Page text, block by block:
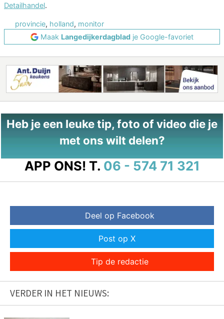
Detailhandel.
provincie, holland, monitor
Maak Langedijkerdagblad je Google-favoriet
Heb je een leuke tip, foto of video die je
met ons wilt delen?
APP ONS! T. 06 - 574 71 321
Deel op Facebook
Post op X
Tip de redactie
VERDER IN HET NIEUWS: